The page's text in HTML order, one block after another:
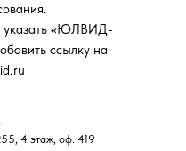
4 этаж, оф. 419
указать «ЮЛВИД-
ссылку на